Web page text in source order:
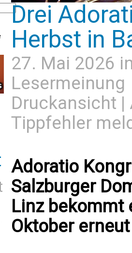
Drei
Herbst in
27. Mai 2026
Lesermeinung
Druckansicht |
Tippfehler
Adoratio
Salzburger
Linz bekommt
Oktober